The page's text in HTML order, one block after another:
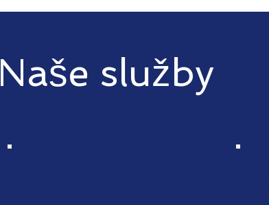
Naše služby